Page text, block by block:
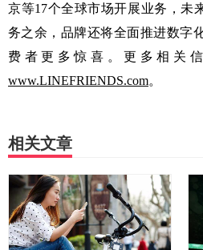
京等17个全球市场开展业务，未
务之余，品牌还将全面推进数字
费者更多惊喜。更多相关
www.LINEFRIENDS.com。
相关文章